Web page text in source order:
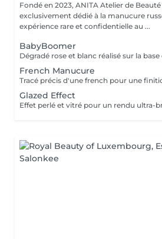
Fondé en 2023, ANITA Atelier de Beauté est un institut
exclusivement dédié à la manucure
expérience rare et confidentielle au ...
BabyBoomer
French Manucure
Tracé précis d'une french pour une
Glazed Effect
Effet perlé et vitré pour un rendu ultra-